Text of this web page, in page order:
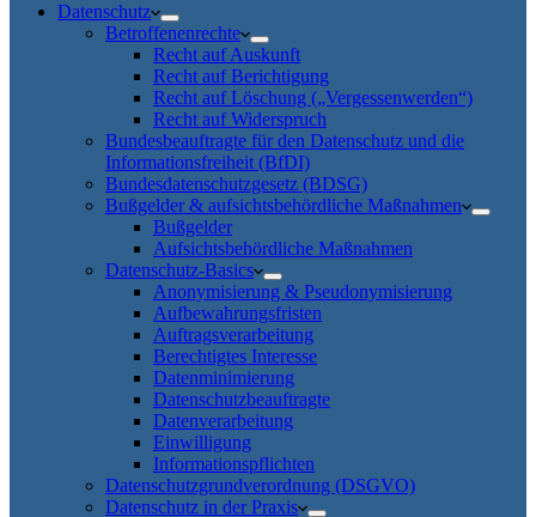
Datenschutz
Betroffenenrechte
Recht auf Auskunft
Recht auf Berichtigung
Recht auf Löschung („Vergessenwerden“)
Recht auf Widerspruch
Bundesbeauftragte für den Datenschutz und die
Informationsfreiheit (BfDI)
Bundesdatenschutzgesetz (BDSG)
Bußgelder & aufsichtsbehördliche Maßnahmen
Bußgelder
Aufsichtsbehördliche Maßnahmen
Datenschutz-Basics
Anonymisierung & Pseudonymisierung
Aufbewahrungsfristen
Auftragsverarbeitung
Berechtigtes Interesse
Datenminimierung
Datenschutzbeauftragte
Datenverarbeitung
Einwilligung
Informationspflichten
Datenschutzgrundverordnung (DSGVO)
Datenschutz in der Praxis